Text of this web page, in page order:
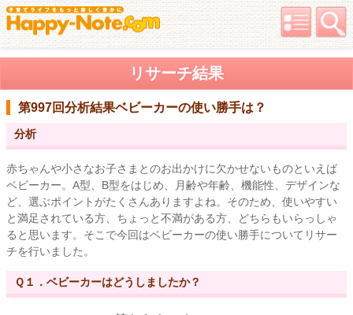
リサーチ結果
第997回分析結果ベビーカーの使い勝手は？
分析
赤ちゃんや小さなお子さまとのお出かけに欠かせないものといえば
ベビーカー。A型、B型をはじめ、月齢や年齢、機能性、デザインな
ど、選ぶポイントがたくさんありますよね。そのため、使いやすい
と満足されている方、ちょっと不満がある方、どちらもいらっしゃ
ると思います。そこで今回はベビーカーの使い勝手についてリサー
チを行いました。
Ｑ１．ベビーカーはどうしましたか？